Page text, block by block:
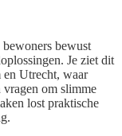
bewust
Je ziet dit
en Utrecht, waar
om slimme
lost praktische